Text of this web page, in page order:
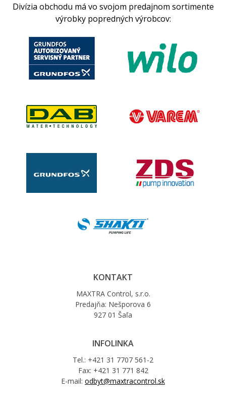
Divízia obchodu má vo svojom predajnom sortimente
výrobky popredných výrobcov:
KONTAKT
MAXTRA Control, s.r.o.
Predajňa: Nešporova 6
927 01 Šaľa
INFOLINKA
Tel.: +421 31 7707 561-2
Fax: +421 31 771 842
E-mail: odbyt@maxtracontrol.sk